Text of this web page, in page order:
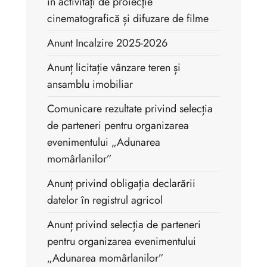
cinematografică și difuzare de filme
Anunt Incalzire 2025-2026
Anunț licitație vânzare teren și
ansamblu imobiliar
Comunicare rezultate privind selecția
de parteneri pentru organizarea
evenimentului „Adunarea
momârlanilor”
Anunț privind obligația declarării
datelor în registrul agricol
Anunț privind selecția de parteneri
pentru organizarea evenimentului
„Adunarea momârlanilor”